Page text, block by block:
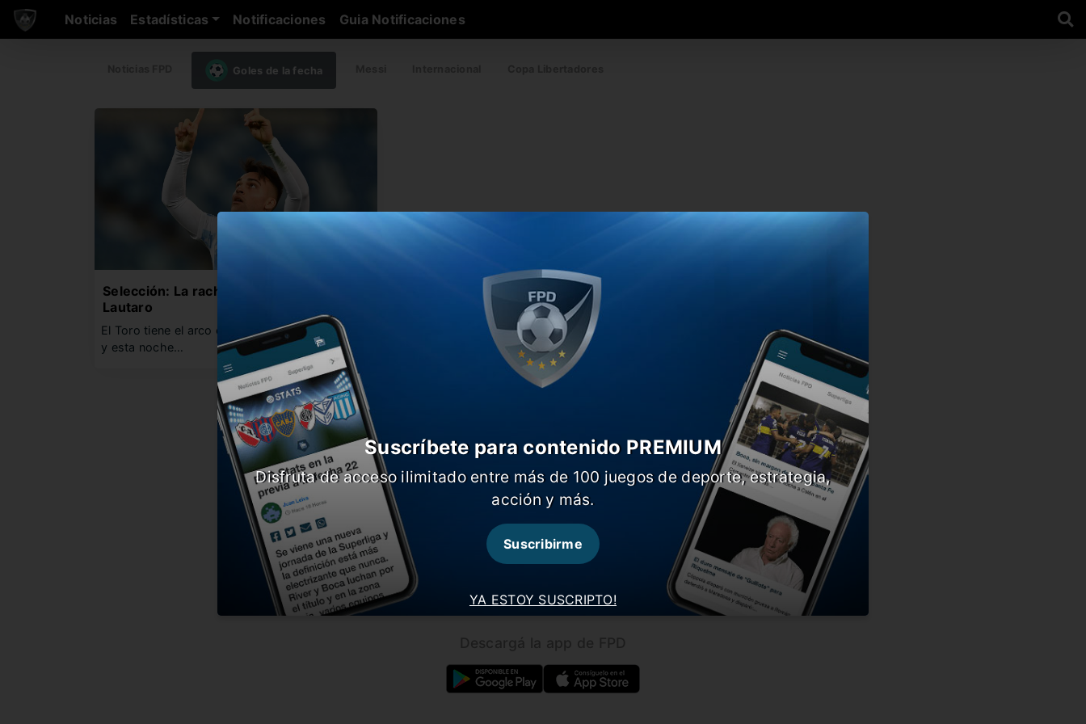
Noticias Estadísticas Notificaciones Guia Notificaciones
Goles de la fecha
Selección: La racha que busca romper
Lautaro
El Toro tiene el arco cerrado con la Albiceleste
y esta noche…
CARGAR MÁS NOTICIAS
YA ESTOY SUSCRIPTO!
Suscríbete para contenido PREMIUM
Disfruta de acceso ilimitado entre más de 100 juegos de deporte, estrategia,
acción y más.
Suscribirme